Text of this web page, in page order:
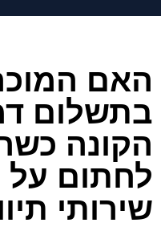
האם
בתשלום
הקונה
לחתום על
שירותי